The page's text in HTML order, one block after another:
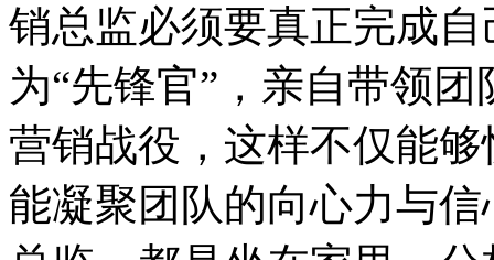
销总监必须要真正完成
为“先锋官”，亲自带领
营销战役，这样不仅能
能凝聚团队的向心力与